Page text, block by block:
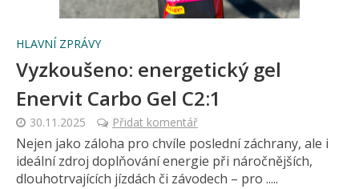
HLAVNÍ ZPRÁVY
Vyzkoušeno: energetický gel
Enervit Carbo Gel C2:1
30.11.2025 Přidat komentář
Nejen jako záloha pro chvíle poslední záchrany, ale i
ideální zdroj doplňování energie při náročnějších,
dlouhotrvajících jízdách či závodech – pro .....